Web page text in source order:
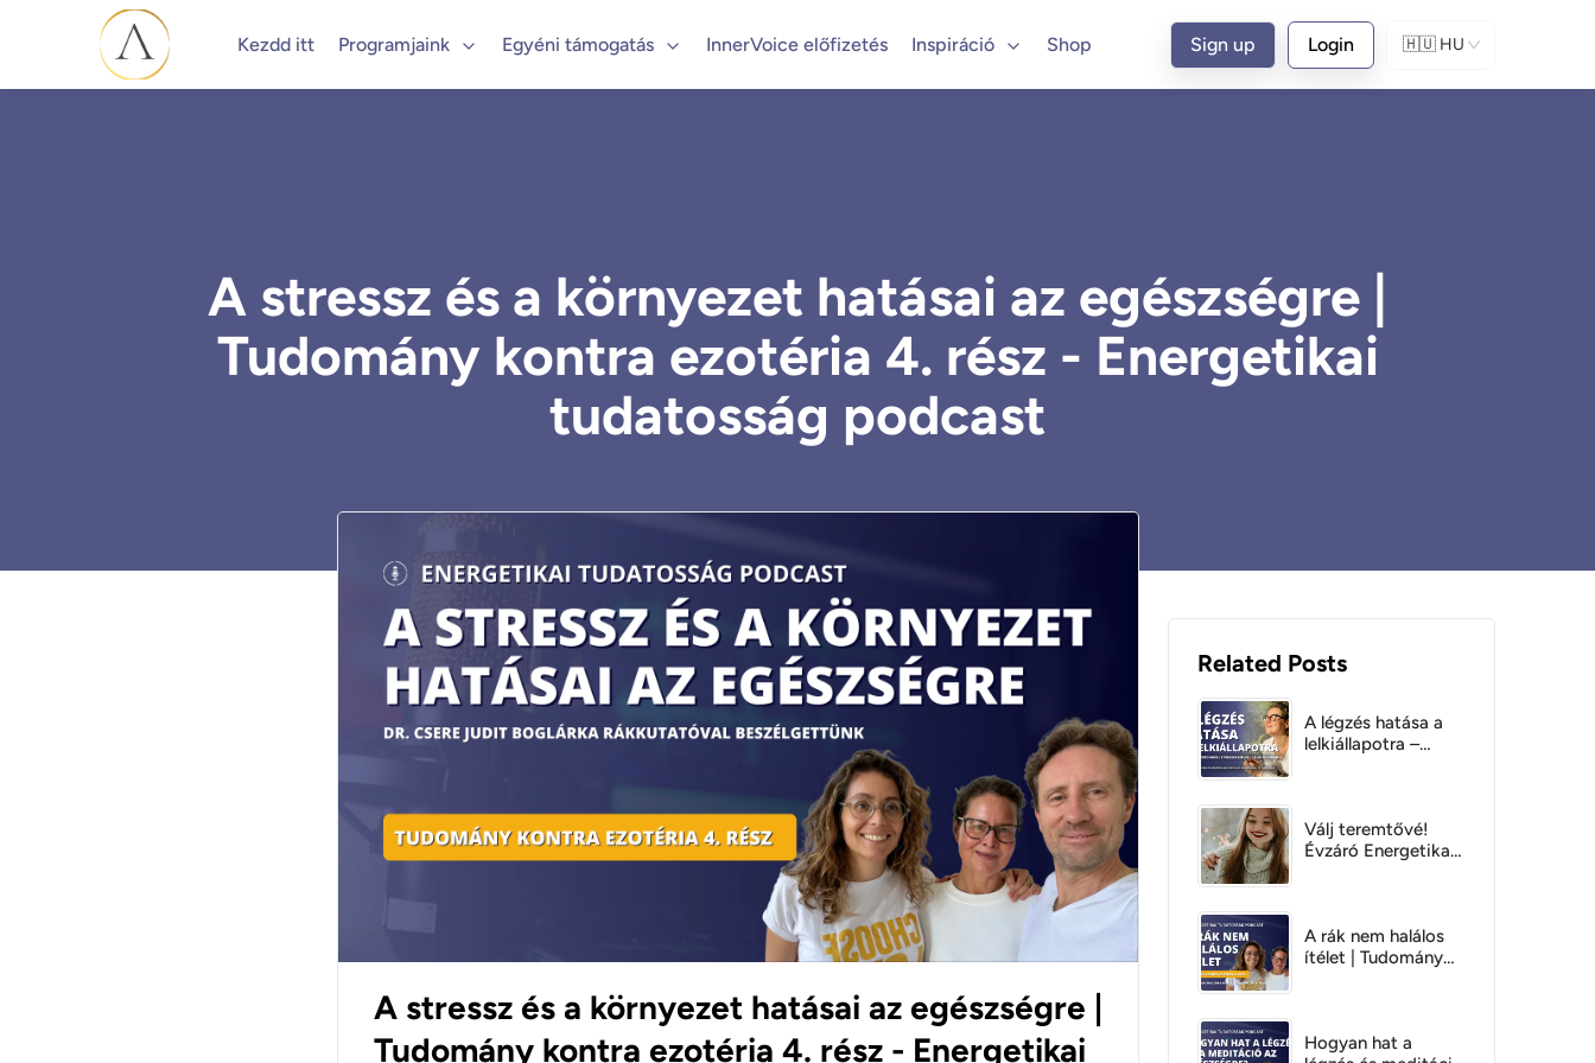
Kezdd itt Programjaink Egyéni támogatás InnerVoice előfizetés Inspiráció Shop Sign up Login 🇭🇺 HU
A stressz és a környezet hatásai az egészségre |
Tudomány kontra ezotéria 4. rész - Energetikai
tudatosság podcast
A stressz és a környezet hatásai az egészségre |
Tudomány kontra ezotéria 4. rész - Energetikai
Related Posts
A légzés hatása a
lelkiállapotra –
tudatos légzéssel?
Válj teremtővé!
Évzáró Energetikai
Podcast Anaméval
és Gáborral
A rák nem halálos
ítélet | Tudomány
Podcast
Hogyan hat a